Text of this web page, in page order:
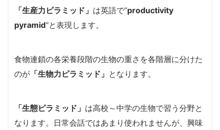
「生産力ピラミッド」 は英語で”productivity
pyramid“と表現します。
食物連鎖の各栄養段階の生物の重さを各階層に分けた
のが 「生物力ピラミッド」 となります。
「生態ピラミッド」 は高校～中学の生物で習う分野と
なります。日常会話ではあまり使われませんが、興味